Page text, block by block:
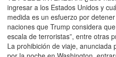
ingresar a los Estados Unidos y
medida es un esfuerzo por
naciones que Trump considera
escala de terroristas”, entre otras
La prohibición de viaje, anunciada